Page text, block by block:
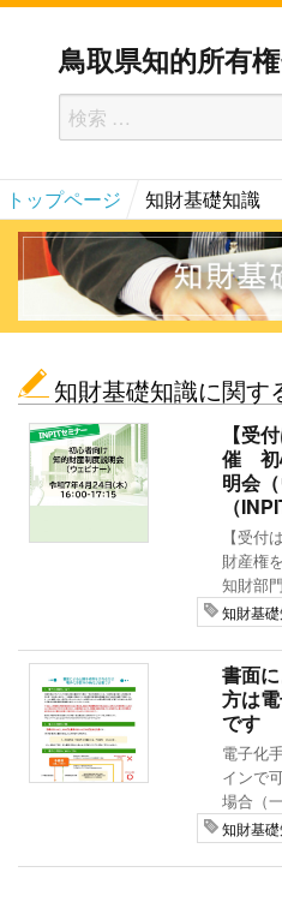
鳥取県知的所有
検
索
象:
トップページ 知財基礎知識
知財基礎知識に関す
【受
催 初
明会
（
【受付
財産権
知財部
知財基
書面
方は
です
電子化
インで
場合（
知財基